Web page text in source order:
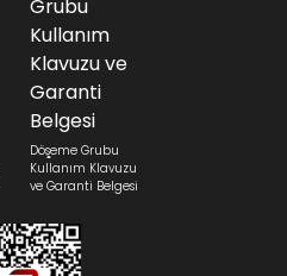
Döşeme Grubu
Kullanım Klavuzu
ve Garanti Belgesi